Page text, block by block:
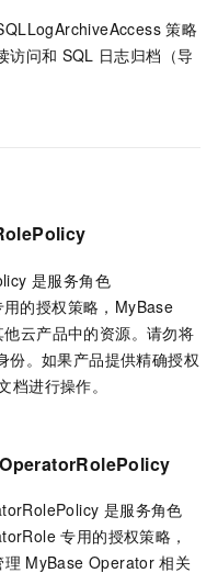
策略
访问和 SQL 日志归档（导
是服务角色
的授权策略，MyBase
云产品中的资源。请勿将
份。如果产品提供精确授权
进行操作。
是服务角色
专用的授权策略，
理 MyBase Operator 相关